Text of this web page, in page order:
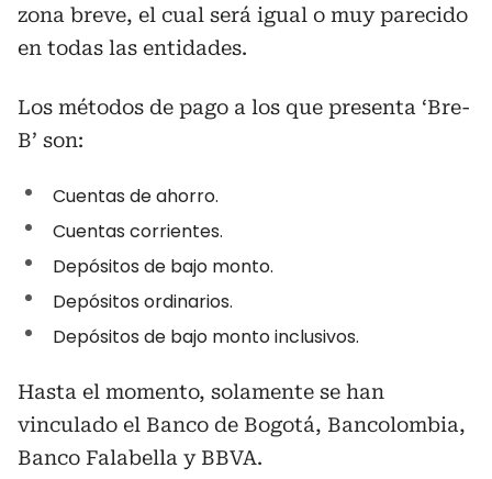
zona breve, el cual será igual o muy parecido
en todas las entidades.
Los métodos de pago a los que presenta ‘Bre-
B’ son:
Cuentas de ahorro.
Cuentas corrientes.
Depósitos de bajo monto.
Depósitos ordinarios.
Depósitos de bajo monto inclusivos.
Hasta el momento, solamente se han
vinculado el Banco de Bogotá, Bancolombia,
Banco Falabella y BBVA.